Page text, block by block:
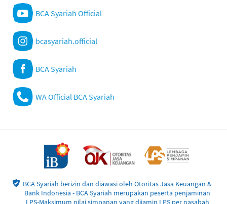
BCA Syariah Official
bcasyariah.official
BCA Syariah
WA Official BCA Syariah
BCA Syariah berizin dan diawasi oleh Otoritas Jasa Keuangan &
Bank Indonesia - BCA Syariah merupakan peserta penjaminan
LPS-Maksimum nilai simpanan yang dijamin LPS per nasabah